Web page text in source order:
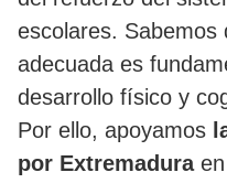
escolares. Sabemos
adecuada es
desarrollo físico y
Por ello, apoyamos
por Extremaduraen